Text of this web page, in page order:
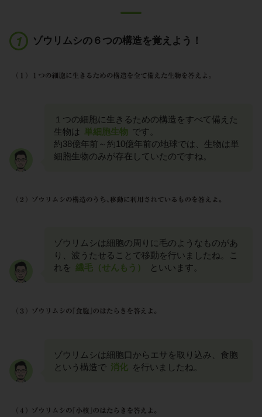
ゾウリムシの６つの構造を覚えよう！
１つの細胞に生きるための構造をすべて備えた
生物は 単細胞生物 です。
約38億年前～約10億年前の地球では、生物は単
細胞生物のみが存在していたのですね。
ゾウリムシは細胞の周りに毛のようなものがあ
り、波うたせることで移動を行いましたね。こ
れを 繊毛（せんもう） といいます。
ゾウリムシは細胞口からエサを取り込み、食胞
という構造で 消化 を行いましたね。